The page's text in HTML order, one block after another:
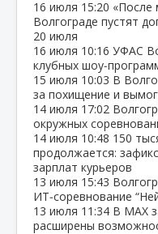
16 июля 15:20 «После
Волгограде пустят
20 июля
16 июля 10:16 УФАС
клубных
15 июля 10:03 В
за похищение и
14 июля 17:02
окружных
14 июля 10:48 150
продолжается:
зарплат курьеров
13 июля 15:43
ИТ‑соревнование
13 июля 11:34 В МАХ
расширены